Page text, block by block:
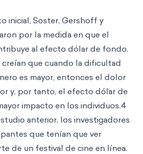
inicial, Soster, Gershoff y
por la medida en que el
al efecto dólar de fondo.
que cuando la dificultad
es mayor, entonces el dolor
y, por tanto, el efecto dólar de
impacto en los individuos.4
anterior, los investigadores
que tenían que ver
de un festival de cine en línea.